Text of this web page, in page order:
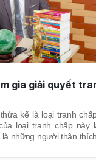
gia giải quyết
kế là loại tranh
loại tranh chấp này
những người thân thích